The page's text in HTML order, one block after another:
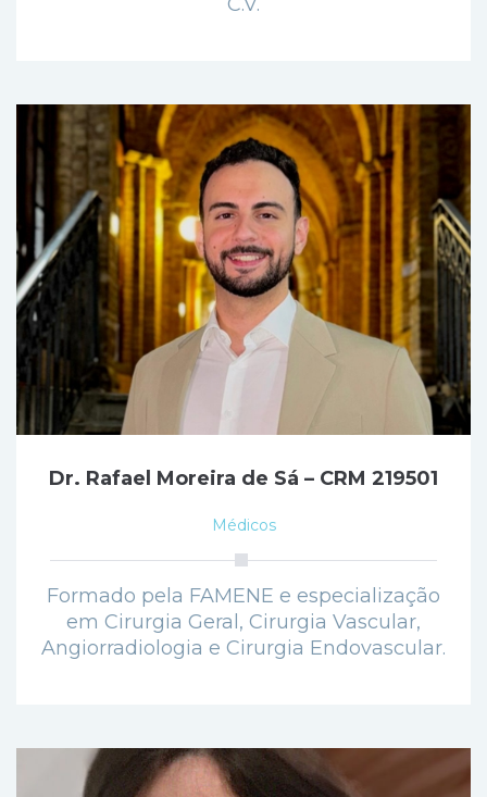
Dr. Rafael Moreira de Sá – CRM 219501
Médicos
Formado pela FAMENE e especialização
em Cirurgia Geral, Cirurgia Vascular,
Angiorradiologia e Cirurgia Endovascular.